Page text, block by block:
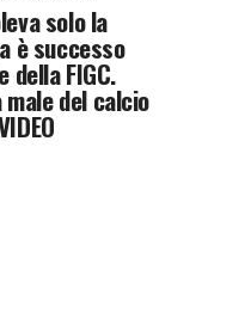
solo la
è successo
della FIGC.
del calcio